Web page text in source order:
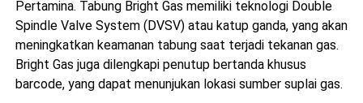
Pertamina. Tabung Bright Gas memiliki teknologi Double
Spindle Valve System (DVSV) atau katup ganda, yang akan
meningkatkan keamanan tabung saat terjadi tekanan gas.
Bright Gas juga dilengkapi penutup bertanda khusus
barcode, yang dapat menunjukan lokasi sumber suplai gas.